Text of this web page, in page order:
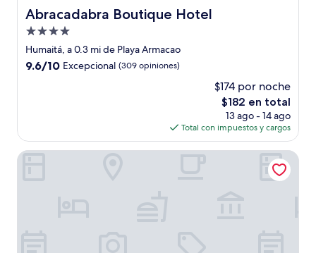
Abracadabra Boutique Hotel
Abracadabra Boutique Hotel
Propiedad
de
4.0
Humaitá, a 0.3 mi de Playa Armacao
9.6
9.6/10 Excepcional (309 opiniones)
$174 por noche
El
precio
actual
es
de
$182 en total
13 ago - 14 ago
Total con impuestos y cargos
Vila da Santa Hotel Boutique & Spa